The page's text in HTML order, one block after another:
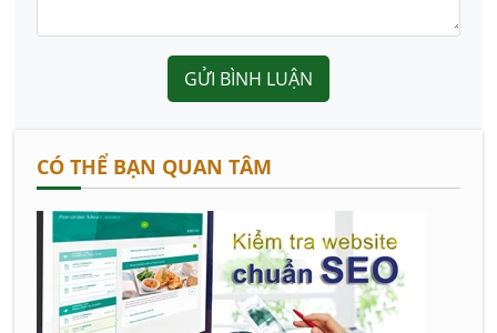
GỬI BÌNH LUẬN
CÓ THỂ BẠN QUAN TÂM